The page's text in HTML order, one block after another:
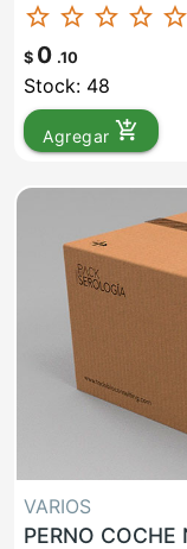
star_border star_border star_border star_border star_border
$ 0 .10
Stock: 48
Agregar add_shopping_cart
VARIOS
PERNO